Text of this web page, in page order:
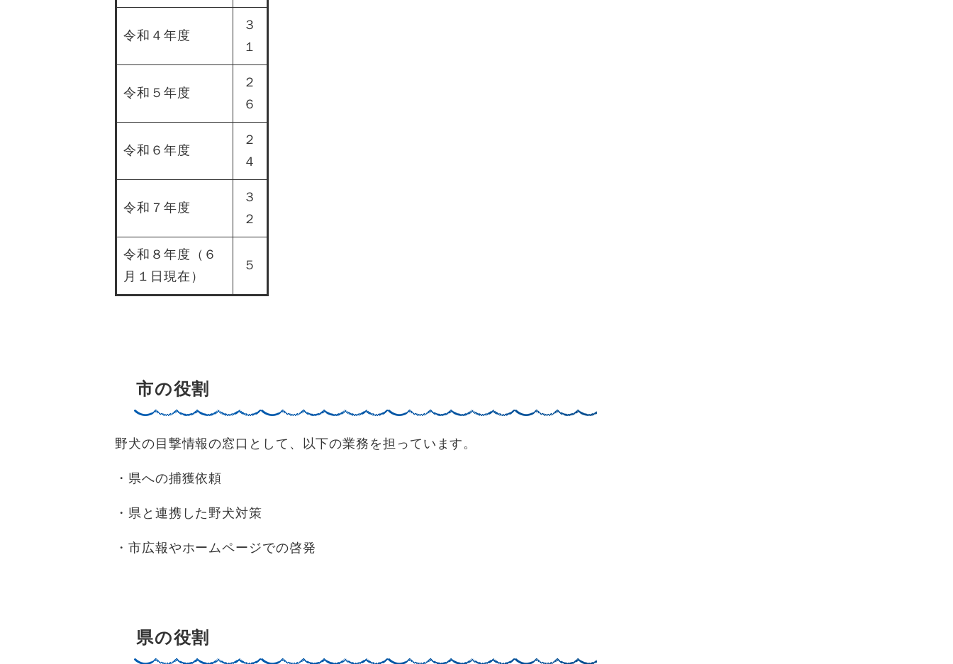
令和４年度
３
１
令和５年度
２
６
令和６年度
２
４
令和７年度
３
２
令和８年度（６
月１日現在）
５
市の役割
野犬の目撃情報の窓口として、以下の業務を担っています。
・県への捕獲依頼
・県と連携した野犬対策
・市広報やホームページでの啓発
県の役割